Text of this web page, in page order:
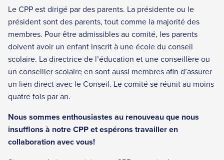
Le CPP est dirigé par des parents. La présidente ou le
président sont des parents, tout comme la majorité des
membres. Pour être admissibles au comité, les parents
doivent avoir un enfant inscrit à une école du conseil
scolaire. La directrice de l’éducation et une conseillère ou
un conseiller scolaire en sont aussi membres afin d’assurer
un lien direct avec le Conseil. Le comité se réunit au moins
quatre fois par an.
Nous sommes enthousiastes au renouveau que nous
insufflons à notre CPP et espérons travailler en
collaboration avec vous!